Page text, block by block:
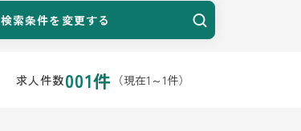
検索条件を変更する
求人件数001件 （現在1 ～1件）